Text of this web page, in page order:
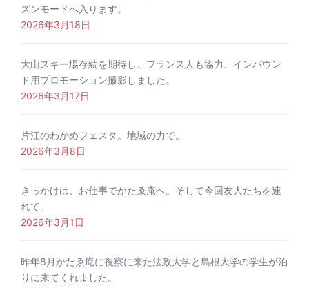
ズンモードへ入ります。
2026年3月18日
大山スキー場存続を期待し、フランス人も協力、インバウン
ド用プロモーション撮影しました。
2026年3月17日
片江のわかめフェスタ。地域の力で。
2026年3月8日
きっかけは、お仕事でかたゑ庵へ。そして今回友人たちを連
れて。
2026年3月1日
昨年8月かたゑ庵に視察に来た法政大学と島根大学の学生が泊
りに来てくれました。